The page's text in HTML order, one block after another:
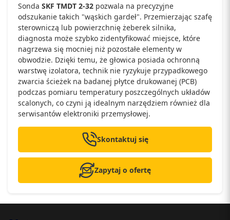
Sonda SKF TMDT 2-32 pozwala na precyzyjne
odszukanie takich "wąskich gardeł". Przemierzając szafę
sterowniczą lub powierzchnię żeberek silnika,
diagnosta może szybko zidentyfikować miejsce, które
nagrzewa się mocniej niż pozostałe elementy w
obwodzie. Dzięki temu, że głowica posiada ochronną
warstwę izolatora, technik nie ryzykuje przypadkowego
zwarcia ścieżek na badanej płytce drukowanej (PCB)
podczas pomiaru temperatury poszczególnych układów
scalonych, co czyni ją idealnym narzędziem również dla
serwisantów elektroniki przemysłowej.
Skontaktuj się
Zapytaj o ofertę